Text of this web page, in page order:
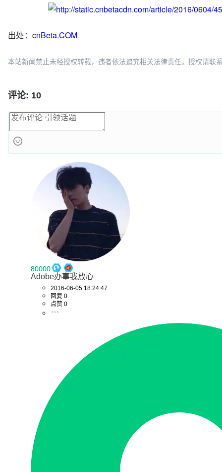
出处： cnBeta.COM
本站新闻禁止未经授权转载，违者依法追究相关法律责任。授权请联
评论: 10
80000
Adobe办事我放心
2016-06-05 18:24:47
回复 0
点赞 0